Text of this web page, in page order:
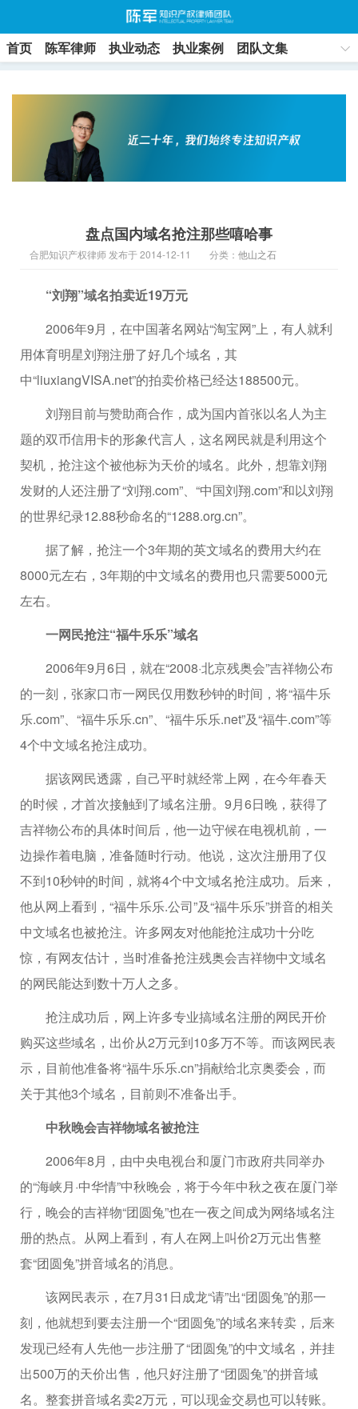
首页 陈军律师 执业动态 执业案例
团队文集
盘点国内域名抢注那些嘻哈事
合肥知识产权律师 发布于 2014-12-11 分类： 他山之石
“刘翔”域名拍卖近19万元
2006年9月，在中国著名网站“淘宝网”上，有人就利
用体育明星刘翔注册了好几个域名，其
中“liuxiangVISA.net”的拍卖价格已经达188500元。
刘翔目前与赞助商合作，成为国内首张以名人为主
题的双币信用卡的形象代言人，这名网民就是利用这个
契机，抢注这个被他标为天价的域名。此外，想靠刘翔
发财的人还注册了“刘翔.com”、“中国刘翔.com”和以刘翔
的世界纪录12.88秒命名的“1288.org.cn”。
据了解，抢注一个3年期的英文域名的费用大约在
8000元左右，3年期的中文域名的费用也只需要5000元
左右。
一网民抢注“福牛乐乐”域名
2006年9月6日，就在“2008·北京残奥会”吉祥物公布
的一刻，张家口市一网民仅用数秒钟的时间，将“福牛乐
乐.com”、“福牛乐乐.cn”、“福牛乐乐.net”及“福牛.com”等
4个中文域名抢注成功。
据该网民透露，自己平时就经常上网，在今年春天
的时候，才首次接触到了域名注册。9月6日晚，获得了
吉祥物公布的具体时间后，他一边守候在电视机前，一
边操作着电脑，准备随时行动。他说，这次注册用了仅
不到10秒钟的时间，就将4个中文域名抢注成功。后来，
他从网上看到，“福牛乐乐.公司”及“福牛乐乐”拼音的相关
中文域名也被抢注。许多网友对他能抢注成功十分吃
惊，有网友估计，当时准备抢注残奥会吉祥物中文域名
的网民能达到数十万人之多。
抢注成功后，网上许多专业搞域名注册的网民开价
购买这些域名，出价从2万元到10多万不等。而该网民表
示，目前他准备将“福牛乐乐.cn”捐献给北京奥委会，而
关于其他3个域名，目前则不准备出手。
中秋晚会吉祥物域名被抢注
2006年8月，由中央电视台和厦门市政府共同举办
的“海峡月·中华情”中秋晚会，将于今年中秋之夜在厦门举
行，晚会的吉祥物“团圆兔”也在一夜之间成为网络域名注
册的热点。从网上看到，有人在网上叫价2万元出售整
套“团圆兔”拼音域名的消息。
该网民表示，在7月31日成龙“请”出“团圆兔”的那一
刻，他就想到要去注册一个“团圆兔”的域名来转卖，后来
发现已经有人先他一步注册了“团圆兔”的中文域名，并挂
出500万的天价出售，他只好注册了“团圆兔”的拼音域
名。整套拼音域名卖2万元，可以现金交易也可以转账。